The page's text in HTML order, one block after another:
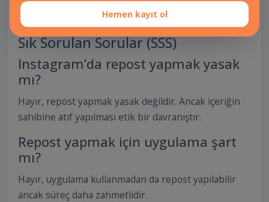
Bilgilendirici kısa içerikler (reels & hikaye)
Sık Sorulan Sorular (SSS)
Instagram’da repost yapmak yasak
mı?
Hayır, repost yapmak yasak değildir. Ancak içeriğin
sahibine atıf yapılması etik bir davranıştır.
Repost yapmak için uygulama şart
mı?
Hayır, uygulama kullanmadan da repost yapılabilir
ancak süreç daha zahmetlidir.
Hemen kayıt ol